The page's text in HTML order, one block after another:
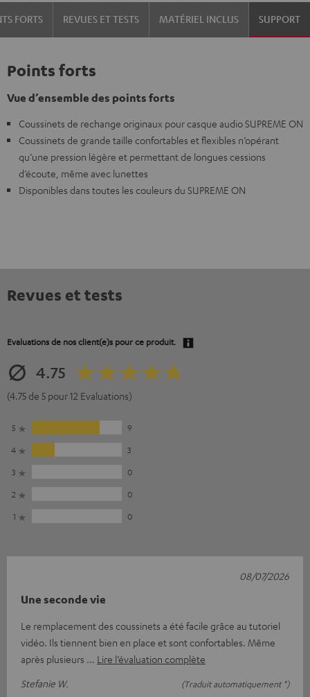
FORTS REVUES ET TESTS MATÉRIEL INCLUS SUPPORT
Points forts
Vue d’ensemble des points forts
Coussinets de rechange originaux pour casque audio SUPREME ON
Coussinets de grande taille confortables et flexibles n’opérant
qu’une pression légère et permettant de longues cessions
d’écoute, même avec lunettes
Disponibles dans toutes les couleurs du SUPREME ON
Revues et tests
Evaluations de nos client(e)s pour ce produit.
4.75
(4.75 de 5 pour 12 Evaluations)
5
9
4
3
3
0
2
0
1
0
Une seconde vie
Le remplacement des coussinets a été facile grâce au tutoriel
vidéo. Ils tiennent bien en place et sont confortables. Même
après plusieurs
Lire l’évaluation complète
Stefanie W.
(Traduit automatiquement *)
08/07/2026